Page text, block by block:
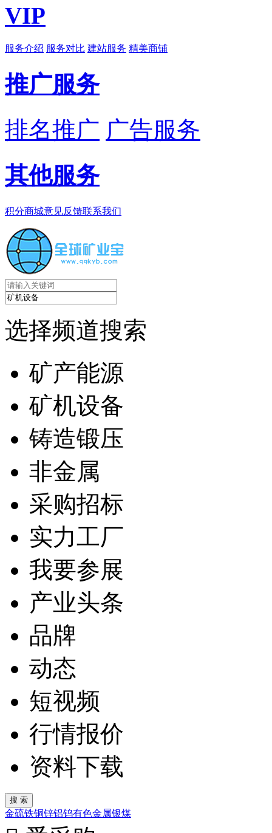
VIP
服务介绍 服务对比 建站服务 精美商铺
推广服务
排名推广 广告服务
其他服务
积分商城意见反馈联系我们
选择频道搜索
矿产能源
矿机设备
铸造锻压
非金属
采购招标
实力工厂
我要参展
产业头条
品牌
动态
短视频
行情报价
资料下载
金硫铁铜锌铝钨有色金属银煤